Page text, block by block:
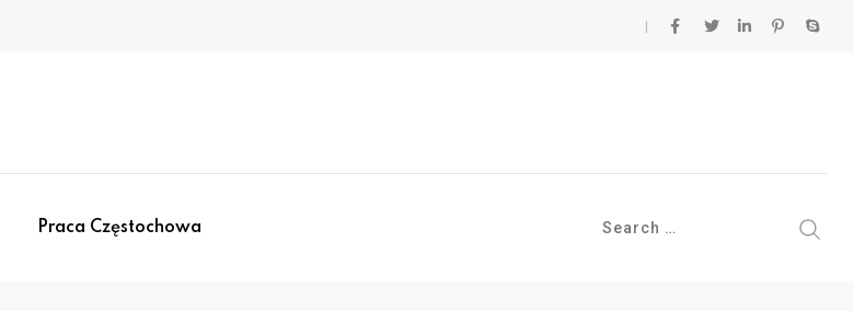
Praca Częstochowa